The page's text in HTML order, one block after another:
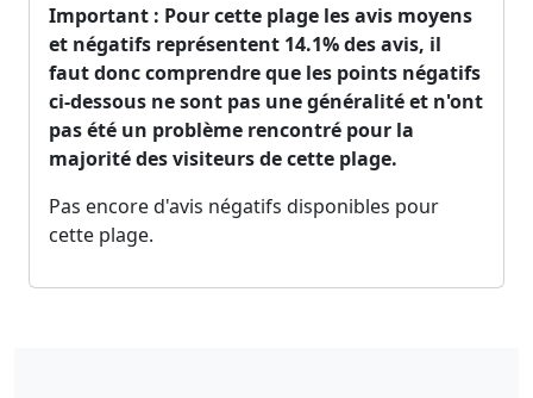
Important : Pour cette plage les avis moyens
et négatifs représentent 14.1% des avis, il
faut donc comprendre que les points négatifs
ci-dessous ne sont pas une généralité et n'ont
pas été un problème rencontré pour la
majorité des visiteurs de cette plage.
Pas encore d'avis négatifs disponibles pour
cette plage.